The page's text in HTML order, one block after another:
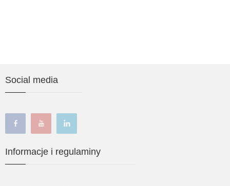
Social media
Informacje i regulaminy